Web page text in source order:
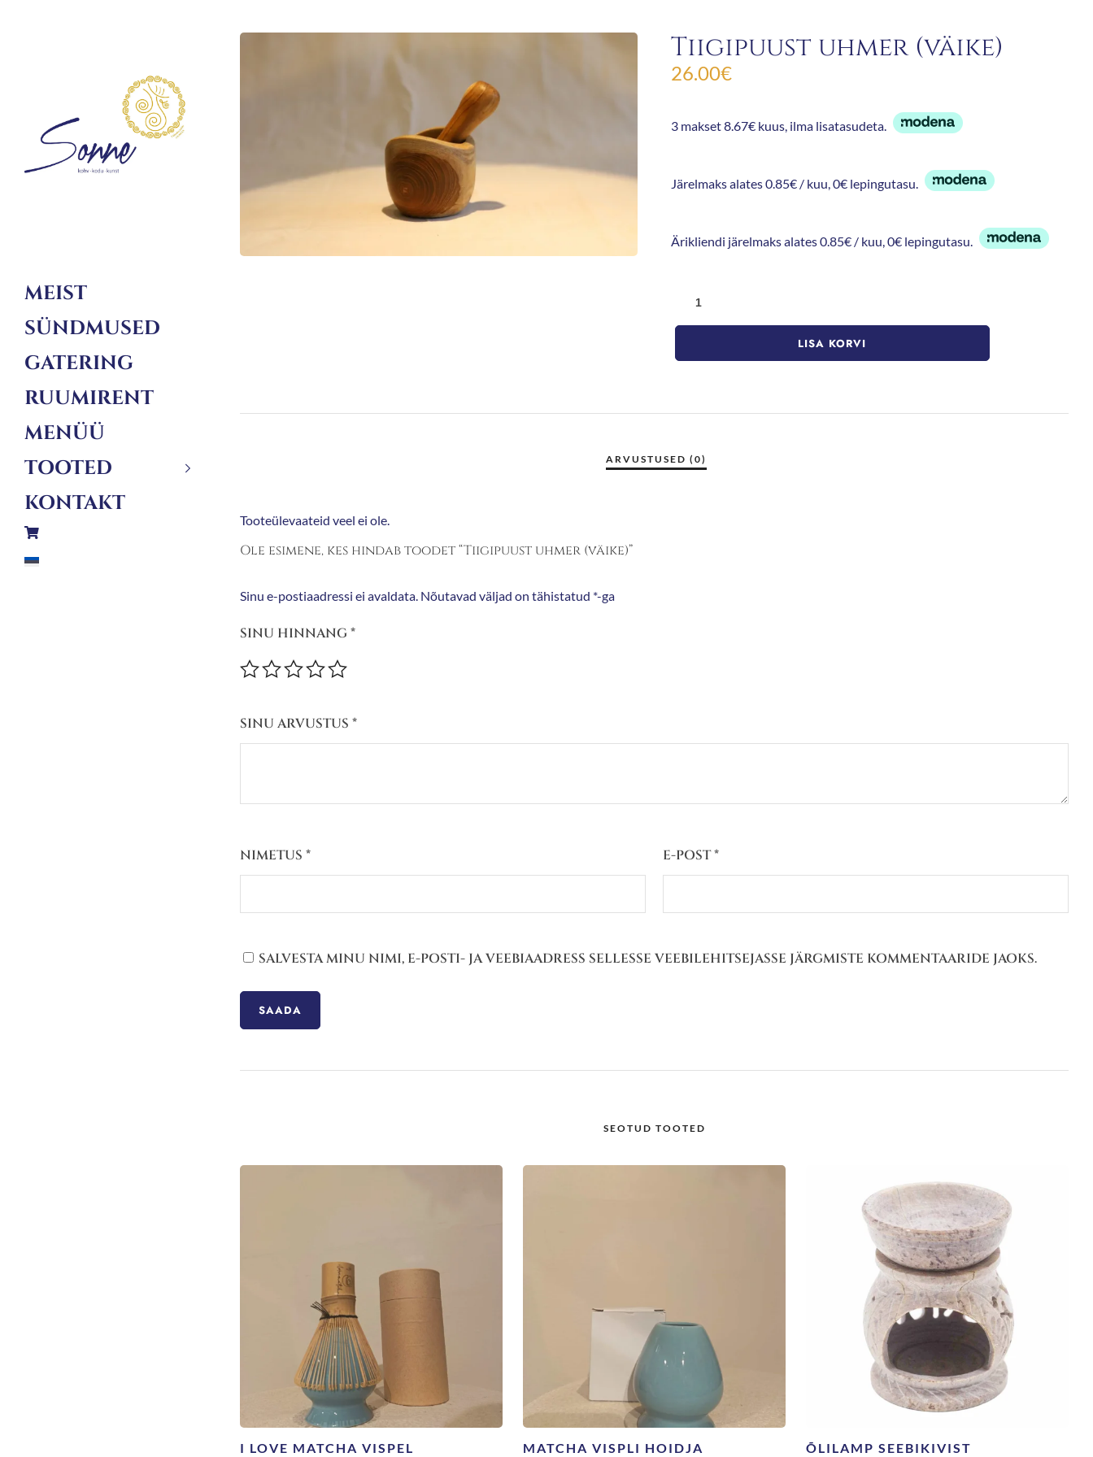
MEIST
SÜNDMUSED
GATERING
RUUMIRENT
MENÜÜ
TOOTED
KONTAKT
Tiigipuust uhmer (väike)
26.00€
3 makset 8.67€ kuus, ilma lisatasudeta.
Järelmaks alates 0.85€ / kuu, 0€ lepingutasu.
Ärikliendi järelmaks alates 0.85€ / kuu, 0€ lepingutasu.
LISA KORVI
Tooteülevaateid veel ei ole.
Ole esimene, kes hindab toodet “Tiigipuust uhmer (väike)”
Sinu e-postiaadressi ei avaldata. Nõutavad väljad on tähistatud *-ga
SINU HINNANG*
SINU ARVUSTUS *
NIMETUS * E-POST*
SALVESTA MINU NIMI, E-POSTI- JA VEEBIAADRESS SELLESSE VEEBILEHITSEJASSE JÄRGMISTE KOMMENTAARIDE JAOKS.
SEOTUD TOOTED
I LOVE MATCHA VISPEL MATCHA VISPLI HOIDJA ÕLILAMP SEEBIKIVIST